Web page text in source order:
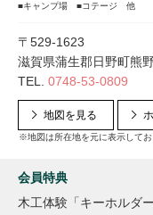
■キャンプ場 ■コテージ 他
〒529-1623
滋賀県蒲生郡日野町熊
TEL. 0748-53-0809
地図を見る
※地図は所在地を元に表示してお
会員特典
木工体験「キーホルダ